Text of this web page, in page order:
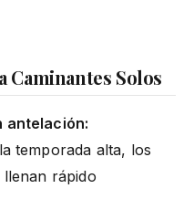
Caminantes Solos
antelación:
temporada alta, los
rápido